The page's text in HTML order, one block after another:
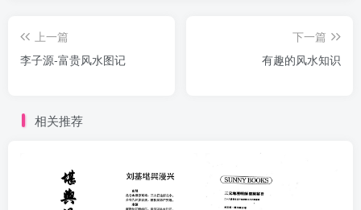
星，将相守边声。此诀不论生与死，只顾化气泄天真。五星之中水极
秀，只宜化动木火金。土星宜化金木火，水土不化却纯阴。木星非一
阳龙结，阳龙行度阴龙藏。先贤以山名为龙，以龙变化此相当。龙神
得水方升变，乾坤变化在阴阳。又有太少出脉形，只喜阳生不喜阴。
阴脉龙节行到此，子孙退败见伶仃。又有胎息并孕育，如同父母之血
精。天一生水地六成，二五精华再此续。横阔三摆并二摆。水珠鹤膝
上一篇
李子源-富贵风水图记
下一篇
有趣的风水知识
相关推荐